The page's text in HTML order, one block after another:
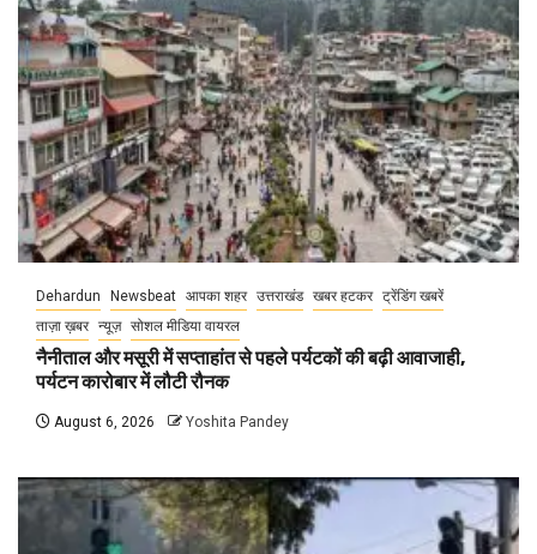
Dehardun Newsbeat आपका शहर उत्तराखंड खबर हटकर ट्रेंडिंग खबरें
ताज़ा ख़बर न्यूज़ सोशल मीडिया वायरल
नैनीताल और मसूरी में सप्ताहांत से पहले पर्यटकों की बढ़ी आवाजाही,
पर्यटन कारोबार में लौटी रौनक
August 6, 2026 Yoshita Pandey